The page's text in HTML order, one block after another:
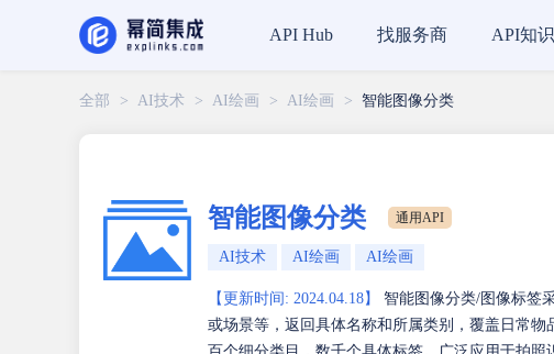
全部 > AI技术 > AI绘画 > AI绘画 > 智能图像分类
智能图像分类 通用API
AI技术 AI绘画 AI绘画
【更新时间: 2024.04.18】
智能图像分类/图像标签
或场景等，返回具体名称和所属类别，覆盖日常
API Hub 找服务商 API知